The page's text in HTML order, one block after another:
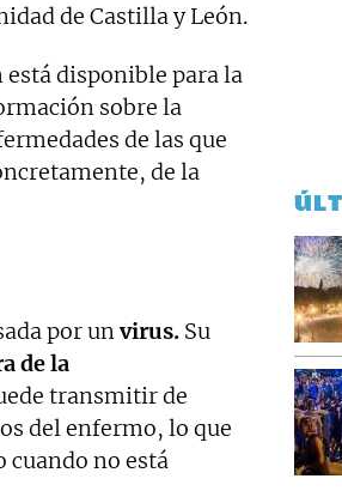
de Castilla y León.
está disponible para la
sobre la
de las que
de la
por unvirus. Su
de la
transmitir de
del enfermo, lo que
no está